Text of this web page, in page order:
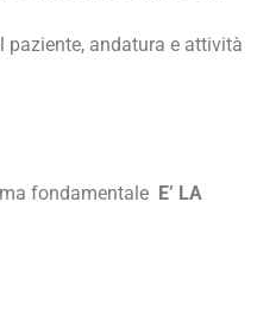
paziente, andatura e attività
fondamentale E’ LA